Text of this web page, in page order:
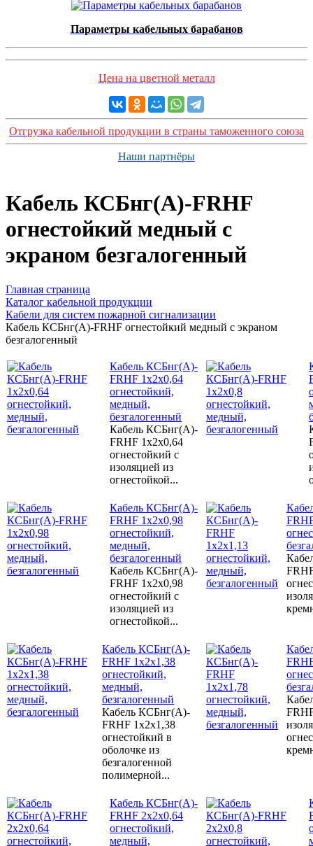
Параметры кабельных барабанов
Цена на цветной металл
Отгрузка кабельной продукции в страны таможенного союза
Наши партнёры
Кабель КСБнг(А)-FRHF
огнестойкий медный с
экраном безгалогенный
Главная страница
Каталог кабельной продукции
Кабели для систем пожарной сигнализации
Кабель КСБнг(А)-FRHF огнестойкий медный с экраном
безгалогенный
Кабель КСБнг(А)-
FRHF 1х2х0,64
огнестойкий,
медный,
безгалогенный
Кабель КСБнг(А)-
FRHF 1х2х0,64
огнестойкий с
изоляцией из
огнестойкой...
Кабель КСБнг(А)-
FRHF 1х2х0,98
огнестойкий,
медный,
безгалогенный
Кабель КСБнг(А)-
FRHF 1х2х0,98
огнестойкий с
изоляцией из
огнестойкой...
Кабель КСБнг(А)-
FRHF 1х2х1,38
огнестойкий,
медный,
безгалогенный
Кабель КСБнг(А)-
FRHF 1х2х1,38
огнестойкий в
оболочке из
безгалогенной
полимерной...
Кабель КСБнг(А)-
FRHF 2х2х0,64
огнестойкий,
медный,